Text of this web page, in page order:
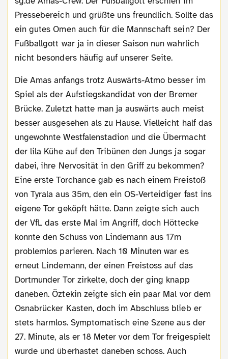
Pressebereich und grüßte uns freundlich. Sollte das
ein gutes Omen auch für die Mannschaft sein? Der
Fußballgott war ja in dieser Saison nun wahrlich
nicht besonders häufig auf unserer Seite.
Die Amas anfangs trotz Auswärts-Atmo besser im
Spiel als der Aufstiegskandidat von der Bremer
Brücke. Zuletzt hatte man ja auswärts auch meist
besser ausgesehen als zu Hause. Vielleicht half das
ungewohnte Westfalenstadion und die Übermacht
der lila Kühe auf den Tribünen den Jungs ja sogar
dabei, ihre Nervosität in den Griff zu bekommen?
Eine erste Torchance gab es nach einem Freistoß
von Tyrala aus 35m, den ein OS-Verteidiger fast ins
eigene Tor geköpft hätte. Dann zeigte sich auch
der VfL das erste Mal im Angriff, doch Höttecke
konnte den Schuss von Lindemann aus 17m
problemlos parieren. Nach 10 Minuten war es
erneut Lindemann, der einen Freistoss auf das
Dortmunder Tor zirkelte, doch der ging knapp
daneben. Öztekin zeigte sich ein paar Mal vor dem
Osnabrücker Kasten, doch im Abschluss blieb er
stets harmlos. Symptomatisch eine Szene aus der
27. Minute, als er 18 Meter vor dem Tor freigespielt
wurde und überhastet daneben schoss. Auch